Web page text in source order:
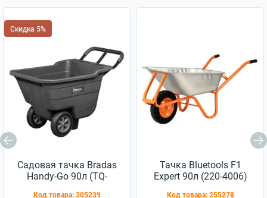
Скидка 5%
Садовая тачка Bradas
Handy-Go 90л (TQ-
Код товара: 305239
Тачка Bluetools F1
Expert 90л (220-4006)
Код товара: 255278